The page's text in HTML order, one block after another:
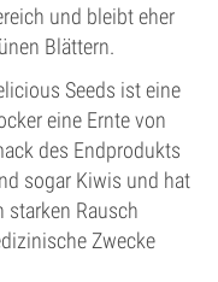
und bleibt eher
Blättern.
Seeds ist eine
eine Ernte von
des Endprodukts
sogar Kiwis und hat
starken Rausch
Zwecke